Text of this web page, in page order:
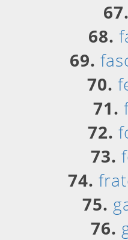
67.
68.
69.
70.
71.
72.
73.
74.
75.
76.